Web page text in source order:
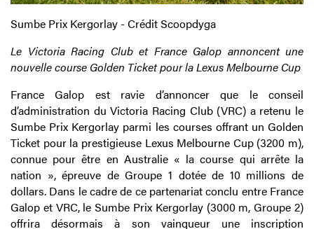
Sumbe Prix Kergorlay - Crédit Scoopdyga
Le Victoria Racing Club et France Galop annoncent une
nouvelle course Golden Ticket pour la Lexus Melbourne Cup
France Galop est ravie d’annoncer que le conseil
d’administration du Victoria Racing Club (VRC) a retenu le
Sumbe Prix Kergorlay parmi les courses offrant un Golden
Ticket pour la prestigieuse Lexus Melbourne Cup (3200 m),
connue pour être en Australie « la course qui arrête la
nation », épreuve de Groupe 1 dotée de 10 millions de
dollars. Dans le cadre de ce partenariat conclu entre France
Galop et VRC, le Sumbe Prix Kergorlay (3000 m, Groupe 2)
offrira désormais à son vainqueur une inscription